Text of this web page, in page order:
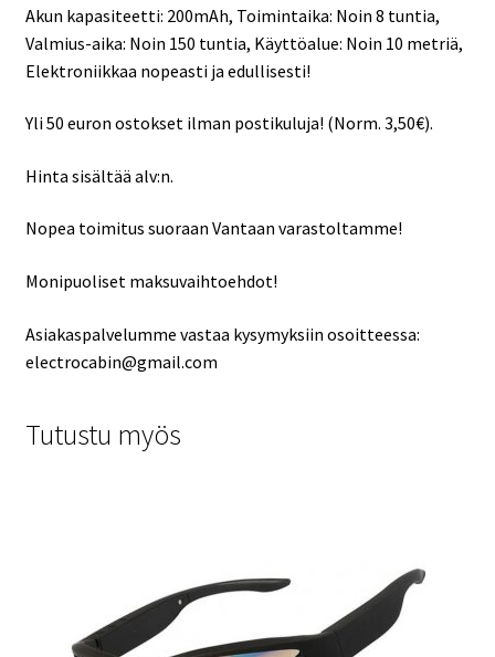
Akun kapasiteetti: 200mAh, Toimintaika: Noin 8 tuntia,
Valmius-aika: Noin 150 tuntia, Käyttöalue: Noin 10 metriä,
Elektroniikkaa nopeasti ja edullisesti!
Yli 50 euron ostokset ilman postikuluja! (Norm. 3,50€).
Hinta sisältää alv:n.
Nopea toimitus suoraan Vantaan varastoltamme!
Monipuoliset maksuvaihtoehdot!
Asiakaspalvelumme vastaa kysymyksiin osoitteessa:
electrocabin@gmail.com
Tutustu myös